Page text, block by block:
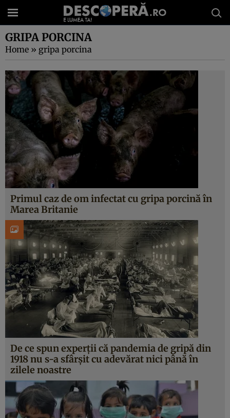
GRIPA PORCINA
Home » gripa porcina
Primul caz de om infectat cu gripa porcină în
Marea Britanie
De ce spun experții că pandemia de gripă din
1918 nu s-a sfârșit cu adevărat nici până în
zilele noastre